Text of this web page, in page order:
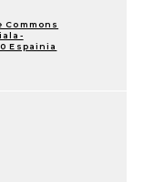
Commons
Espainia